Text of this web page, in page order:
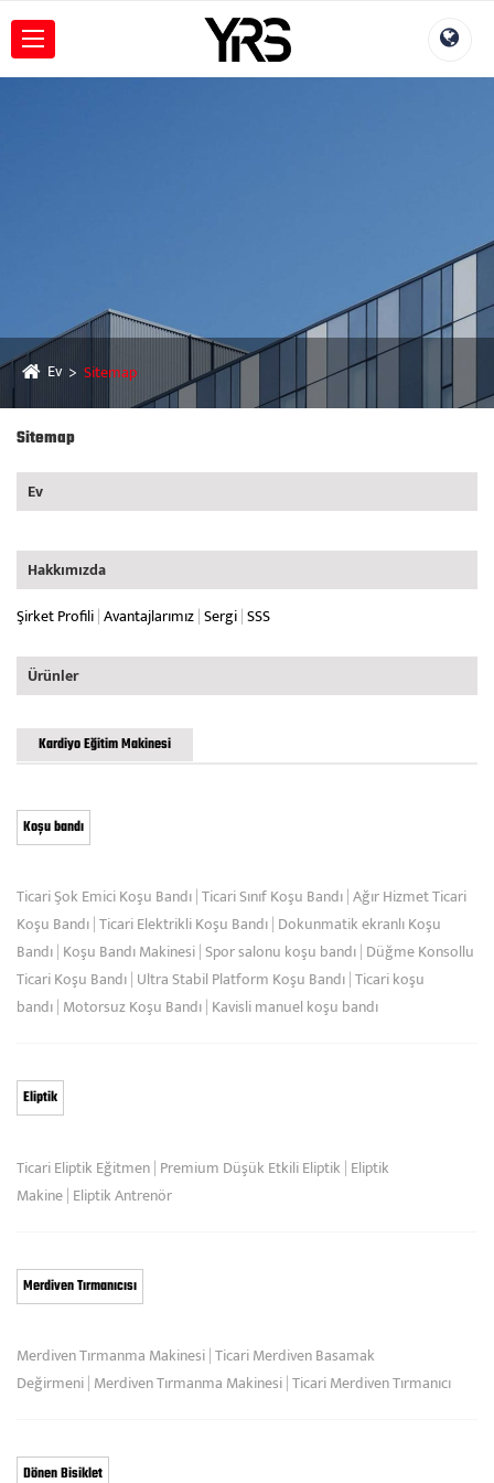
Ev Sitemap
Sitemap
Ev
Hakkımızda
Şirket Profili|Avantajlarımız|Sergi|SSS
Ürünler
Kardiyo Eğitim Makinesi
Koşu bandı
Ticari Şok Emici Koşu Bandı|Ticari Sınıf Koşu Bandı|Ağır Hizmet Ticari
Koşu Bandı|Ticari Elektrikli Koşu Bandı| Dokunmatik ekranlı Koşu
Bandı| Koşu Bandı Makinesi|Spor salonu koşu bandı| Düğme Konsollu
Ticari Koşu Bandı| Ultra Stabil Platform Koşu Bandı|Ticari koşu
bandı| Motorsuz Koşu Bandı| Kavisli manuel koşu bandı
Eliptik
Ticari Eliptik Eğitmen| Premium Düşük Etkili Eliptik | Eliptik
Makine| Eliptik Antrenör
Merdiven Tırmanıcısı
Merdiven Tırmanma Makinesi|Ticari Merdiven Basamak
Değirmeni| Merdiven Tırmanma Makinesi|Ticari Merdiven Tırmanıcı
Dönen Bisiklet